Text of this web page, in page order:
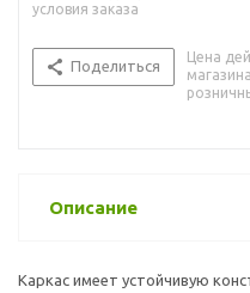
условия заказа
Поделиться
Цена
Описание
Каркас имеет устойчивую